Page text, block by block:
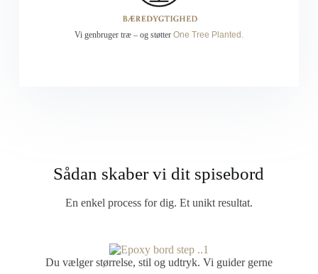
Vi genbruger træ – og støtter One Tree Planted.
Sådan skaber vi dit spisebord
En enkel process for dig. Et unikt resultat.
Du vælger størrelse, stil og udtryk. Vi guider gerne